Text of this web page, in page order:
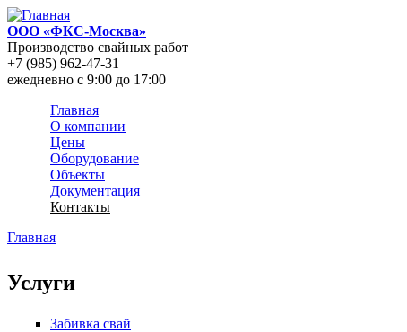
Перейти к основному содержанию
ООО «ФКС-Москва»
Производство свайных работ
+7 (985) 962-47-31
ежедневно c 9:00 до 17:00
Main menu
Главная
О компании
Цены
Оборудование
Объекты
Документация
Контакты
Главная
Услуги
Забивка свай